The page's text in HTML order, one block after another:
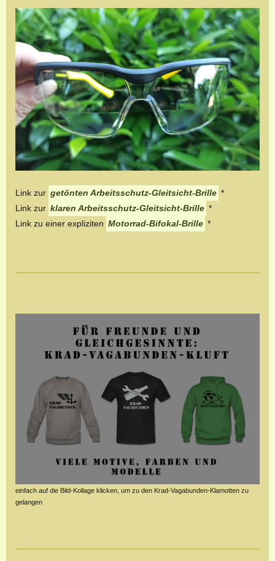
Link zur getönten Arbeitsschutz-Gleitsicht-Brille *
Link zur klaren Arbeitsschutz-Gleitsicht-Brille *
Link zu einer expliziten Motorrad-Bifokal-Brille *
einfach auf die Bild-Kollage klicken, um zu den Krad-Vagabunden-Klamotten zu
gelangen